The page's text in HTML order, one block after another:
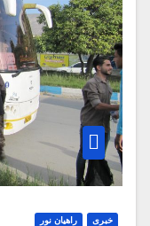
خبری راهیان نور